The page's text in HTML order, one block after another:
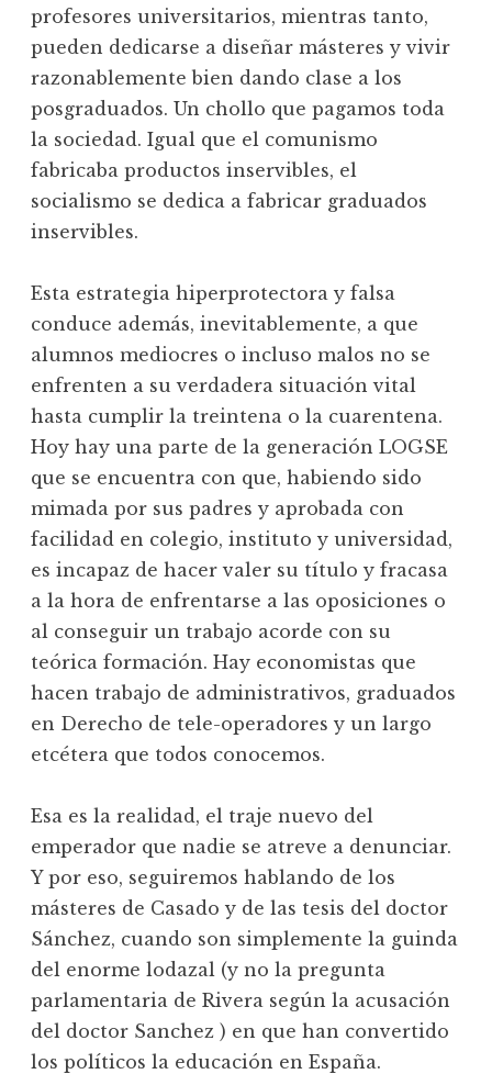
profesores universitarios, mientras tanto,
pueden dedicarse a diseñar másteres y vivir
razonablemente bien dando clase a los
posgraduados. Un chollo que pagamos toda
la sociedad. Igual que el comunismo
fabricaba productos inservibles, el
socialismo se dedica a fabricar graduados
inservibles.
Esta estrategia hiperprotectora y falsa
conduce además, inevitablemente, a que
alumnos mediocres o incluso malos no se
enfrenten a su verdadera situación vital
hasta cumplir la treintena o la cuarentena.
Hoy hay una parte de la generación LOGSE
que se encuentra con que, habiendo sido
mimada por sus padres y aprobada con
facilidad en colegio, instituto y universidad,
es incapaz de hacer valer su título y fracasa
a la hora de enfrentarse a las oposiciones o
al conseguir un trabajo acorde con su
teórica formación. Hay economistas que
hacen trabajo de administrativos, graduados
en Derecho de tele-operadores y un largo
etcétera que todos conocemos.
Esa es la realidad, el traje nuevo del
emperador que nadie se atreve a denunciar.
Y por eso, seguiremos hablando de los
másteres de Casado y de las tesis del doctor
Sánchez, cuando son simplemente la guinda
del enorme lodazal (y no la pregunta
parlamentaria de Rivera según la acusación
del doctor Sanchez ) en que han convertido
los políticos la educación en España.